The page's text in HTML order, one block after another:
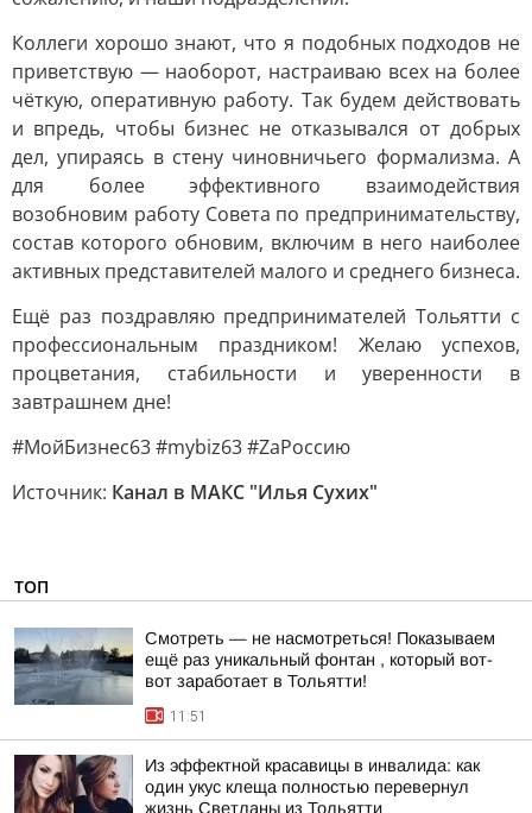
Коллеги хорошо знают, что я подобных подходов не
приветствую — наоборот, настраиваю всех на более
чёткую, оперативную работу. Так будем действовать
и впредь, чтобы бизнес не отказывался от добрых
дел, упираясь в стену чиновничьего формализма. А
для более эффективного взаимодействия
возобновим работу Совета по предпринимательству,
состав которого обновим, включим в него наиболее
активных представителей малого и среднего бизнеса.
Ещё раз поздравляю предпринимателей Тольятти с
профессиональным праздником! Желаю успехов,
процветания, стабильности и уверенности в
завтрашнем дне!
#МойБизнес63 #mybiz63 #ZaРоссию
Источник: Канал в МАКС "Илья Сухих"
ТОП
Смотреть — не насмотреться! Показываем
ещё раз уникальный фонтан , который вот-
вот заработает в Тольятти!
11:51
Из эффектной красавицы в инвалида: как
один укус клеща полностью перевернул
жизнь Светланы из Тольятти